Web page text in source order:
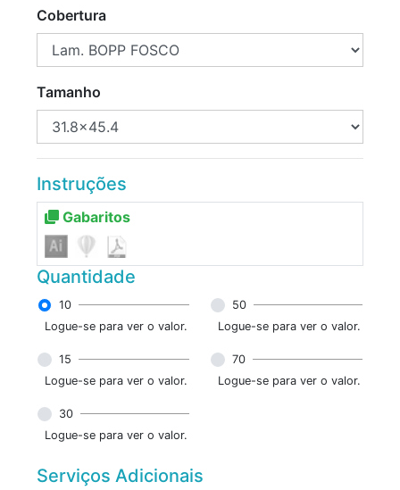
Cobertura
Tamanho
Instruções
Gabaritos
Quantidade
10
Logue-se para ver o valor.
50
Logue-se para ver o valor.
15
Logue-se para ver o valor.
70
Logue-se para ver o valor.
30
Logue-se para ver o valor.
Serviços Adicionais